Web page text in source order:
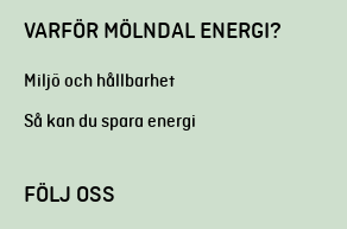
VARFÖR MÖLNDAL ENERGI?
Miljö och hållbarhet
Så kan du spara energi
FÖLJ OSS